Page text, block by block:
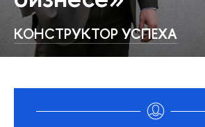
КОНСТРУКТОР УСПЕХА